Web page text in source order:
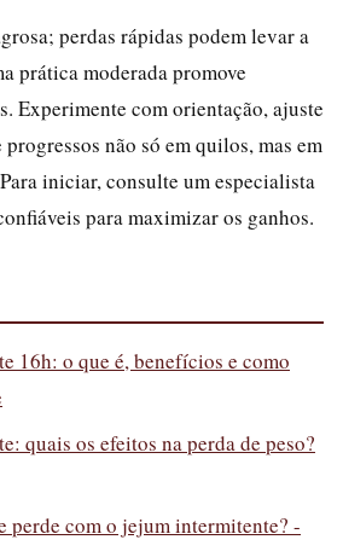
perdas rápidas podem levar a
prática moderada promove
Experimente com orientação, ajuste
não só em quilos, mas em
iniciar, consulte um especialista
para maximizar os ganhos.
16h: o que é, benefícios e como
quais os efeitos na perda de peso?
perde com o jejum intermitente? -